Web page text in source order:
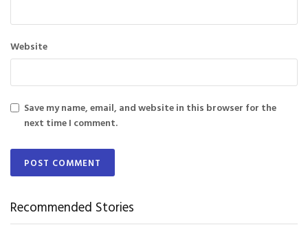
Website
Save my name, email, and website in this browser for the
next time I comment.
Recommended Stories